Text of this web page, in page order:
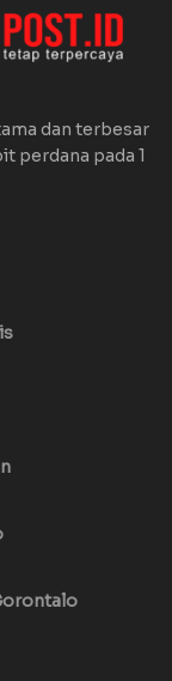
dan terbesar
perdana pada 1